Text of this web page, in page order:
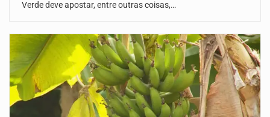
Verde deve apostar, entre outras coisas,…